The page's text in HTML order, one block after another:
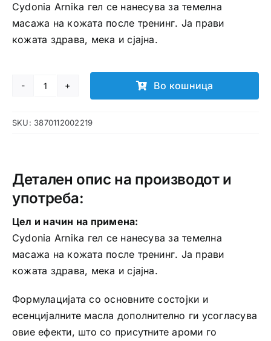
Cydonia Arnika гел се нанесува за темелна
масажа на кожата после тренинг. Ја прави
кожата здрава, мека и сјајна.
Cydonia
гел
Во кошница
SKU: 3870112002219
Детален опис на производот и
употреба:
Цел и начин на примена:
Cydonia Arnika гел се нанесува за темелна
масажа на кожата после тренинг. Ја прави
кожата здрава, мека и сјајна.
Формулацијата со основните состојки и
есенцијалните масла дополнително ги усогласува
овие ефекти, што со присутните ароми го